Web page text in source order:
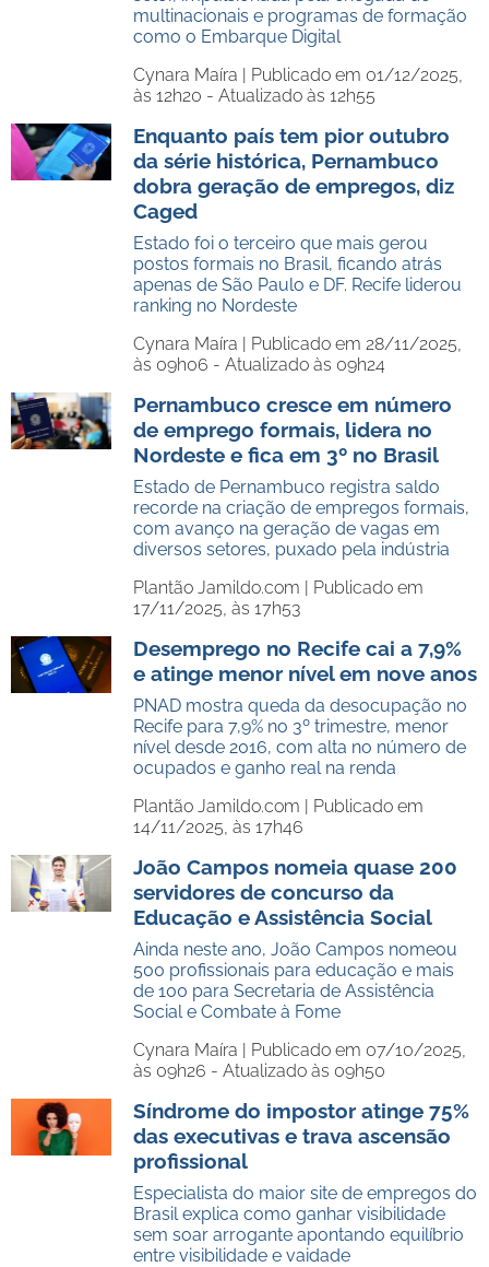
multinacionais e programas de formação
como o Embarque Digital
Cynara Maíra | Publicado em 01/12/2025,
às 12h20 - Atualizado às 12h55
Enquanto país tem pior outubro
da série histórica, Pernambuco
dobra geração de empregos, diz
Caged
Estado foi o terceiro que mais gerou
postos formais no Brasil, ficando atrás
apenas de São Paulo e DF. Recife liderou
ranking no Nordeste
Cynara Maíra | Publicado em 28/11/2025,
às 09h06 - Atualizado às 09h24
Pernambuco cresce em número
de emprego formais, lidera no
Nordeste e fica em 3º no Brasil
Estado de Pernambuco registra saldo
recorde na criação de empregos formais,
com avanço na geração de vagas em
diversos setores, puxado pela indústria
Plantão Jamildo.com | Publicado em
17/11/2025, às 17h53
Desemprego no Recife cai a 7,9%
e atinge menor nível em nove anos
PNAD mostra queda da desocupação no
Recife para 7,9% no 3º trimestre, menor
nível desde 2016, com alta no número de
ocupados e ganho real na renda
Plantão Jamildo.com | Publicado em
14/11/2025, às 17h46
João Campos nomeia quase 200
servidores de concurso da
Educação e Assistência Social
Ainda neste ano, João Campos nomeou
500 profissionais para educação e mais
de 100 para Secretaria de Assistência
Social e Combate à Fome
Cynara Maíra | Publicado em 07/10/2025,
às 09h26 - Atualizado às 09h50
Síndrome do impostor atinge 75%
das executivas e trava ascensão
profissional
Especialista do maior site de empregos do
Brasil explica como ganhar visibilidade
sem soar arrogante apontando equilíbrio
entre visibilidade e vaidade